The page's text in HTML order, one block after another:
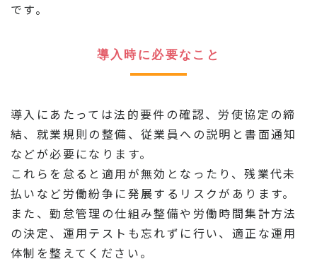
です。
導入時に必要なこと
導入にあたっては法的要件の確認、労使協定の締
結、就業規則の整備、従業員への説明と書面通知
などが必要になります。
これらを怠ると適用が無効となったり、残業代未
払いなど労働紛争に発展するリスクがあります。
また、勤怠管理の仕組み整備や労働時間集計方法
の決定、運用テストも忘れずに行い、適正な運用
体制を整えてください。